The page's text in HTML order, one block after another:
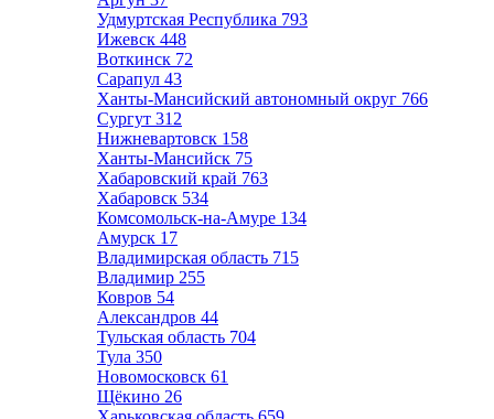
Удмуртская Республика 793
Ижевск 448
Воткинск 72
Сарапул 43
Ханты-Мансийский автономный округ 766
Сургут 312
Нижневартовск 158
Ханты-Мансийск 75
Хабаровский край 763
Хабаровск 534
Комсомольск-на-Амуре 134
Амурск 17
Владимирская область 715
Владимир 255
Ковров 54
Александров 44
Тульская область 704
Тула 350
Новомосковск 61
Щёкино 26